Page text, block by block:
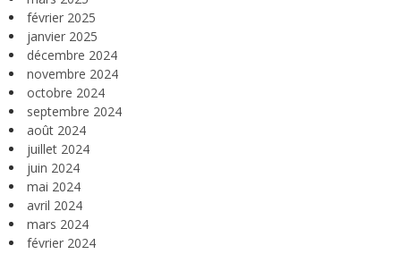
février 2025
janvier 2025
décembre 2024
novembre 2024
octobre 2024
septembre 2024
août 2024
juillet 2024
juin 2024
mai 2024
avril 2024
mars 2024
février 2024